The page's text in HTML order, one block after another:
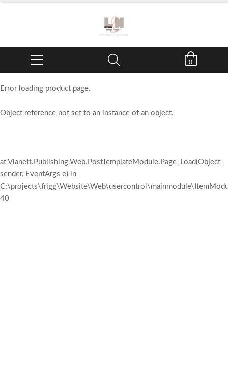
0
Error loading product page.
Object reference not set to an instance of an object.
at Vianett.Publishing.Web.PostTemplateModule.Page_Load(Object
sender, EventArgs e) in
40